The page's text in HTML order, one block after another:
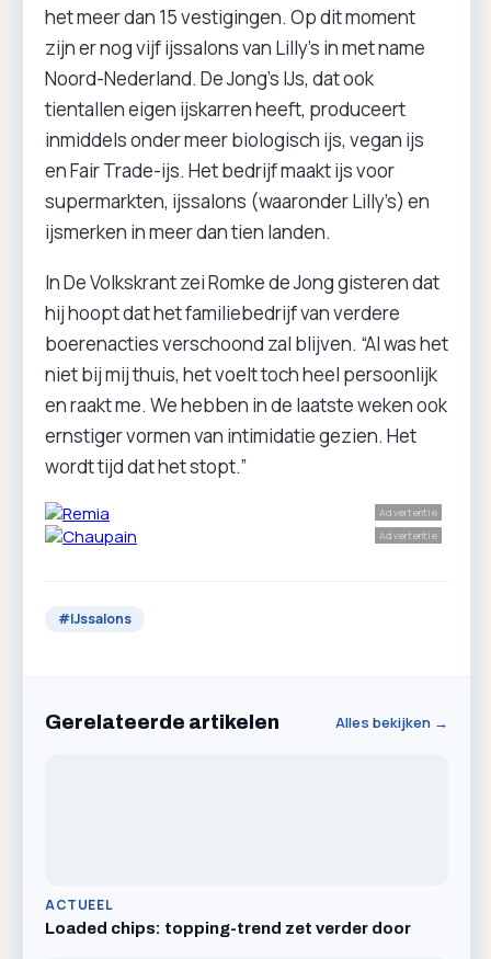
het meer dan 15 vestigingen. Op dit moment
zijn er nog vijf ijssalons van Lilly’s in met name
Noord-Nederland. De Jong’s IJs, dat ook
tientallen eigen ijskarren heeft, produceert
inmiddels onder meer biologisch ijs, vegan ijs
en Fair Trade-ijs. Het bedrijf maakt ijs voor
supermarkten, ijssalons (waaronder Lilly’s) en
ijsmerken in meer dan tien landen.
In De Volkskrant zei Romke de Jong gisteren dat
hij hoopt dat het familiebedrijf van verdere
boerenacties verschoond zal blijven. “Al was het
niet bij mij thuis, het voelt toch heel persoonlijk
en raakt me. We hebben in de laatste weken ook
ernstiger vormen van intimidatie gezien. Het
wordt tijd dat het stopt.”
Advertentie
Advertentie
#IJssalons
Gerelateerde artikelen Alles bekijken →
ACTUEEL
Loaded chips: topping-trend zet verder door